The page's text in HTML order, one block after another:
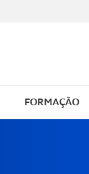
FORMAÇÃO